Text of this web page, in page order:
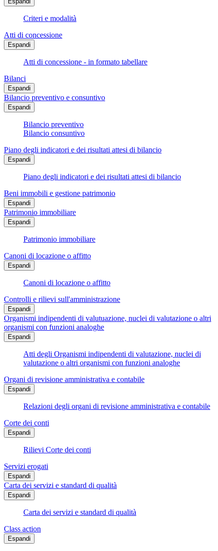
Criteri e modalità
Atti di concessione
Espandi
Atti di concessione - in formato tabellare
Bilanci
Espandi
Bilancio preventivo e consuntivo
Espandi
Bilancio preventivo
Bilancio consuntivo
Piano degli indicatori e dei risultati attesi di bilancio
Espandi
Piano degli indicatori e dei risultati attesi di bilancio
Beni immobili e gestione patrimonio
Espandi
Patrimonio immobiliare
Espandi
Patrimonio immobiliare
Canoni di locazione o affitto
Espandi
Canoni di locazione o affitto
Controlli e rilievi sull'amministrazione
Espandi
Organismi indipendenti di valutuazione, nuclei di valutazione o altri
organismi con funzioni analoghe
Espandi
Atti degli Organismi indipendenti di valutazione, nuclei di
valutazione o altri organismi con funzioni analoghe
Organi di revisione amministrativa e contabile
Espandi
Relazioni degli organi di revisione amministrativa e contabile
Corte dei conti
Espandi
Rilievi Corte dei conti
Servizi erogati
Espandi
Carta dei servizi e standard di qualità
Espandi
Carta dei servizi e standard di qualità
Class action
Espandi